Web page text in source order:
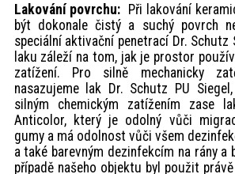
Lakování povrchu: Při lakování
být dokonale čistý a suchý povrch
speciální aktivační penetrací Dr. Schutz
laku záleží na tom, jak je prostor
zatížení. Pro silně mechanicky
nasazujeme lak Dr. Schutz PU
silným chemickým zatížením zase
Anticolor, který je odolný vůči
gumy a má odolnost vůči všem
a také barevným dezinfekcím na rány a
případě našeho objektu byl použit